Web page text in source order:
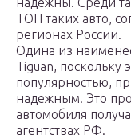
ТОП таких авто,
регионах России.
Одина из
Tiguan, поскольку
популярностью,
надежным. Это
автомобиля
агентствах РФ.